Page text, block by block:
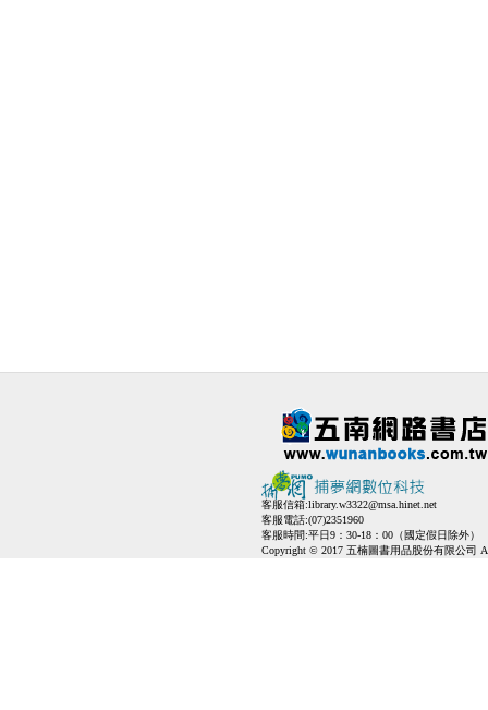
客服信箱:library.w3322@msa.hinet.net
客服電話:(07)2351960
客服時間:平日9：30-18：00（國定假日除外）
Copyright © 2017 五楠圖書用品股份有限公司